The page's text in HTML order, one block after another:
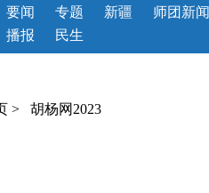
要闻
播报
专题 新疆
师团新闻
民生
> 胡杨网2023